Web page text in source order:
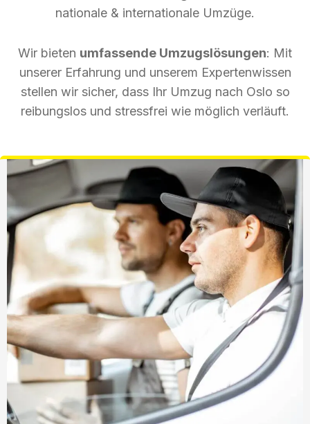
nationale & internationale Umzüge.
Wir bieten umfassende Umzugslösungen: Mit
unserer Erfahrung und unserem Expertenwissen
stellen wir sicher, dass Ihr Umzug nach Oslo so
reibungslos und stressfrei wie möglich verläuft.